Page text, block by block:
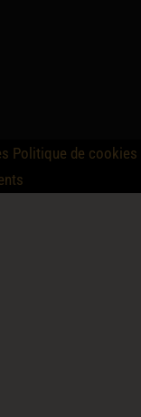
Politique de cookies